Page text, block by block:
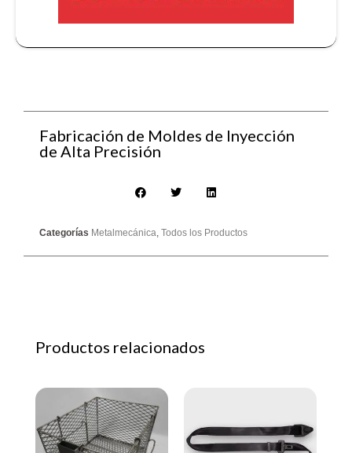
Fabricación de Moldes de Inyección
de Alta Precisión
Categorías Metalmecánica, Todos los Productos
Productos relacionados